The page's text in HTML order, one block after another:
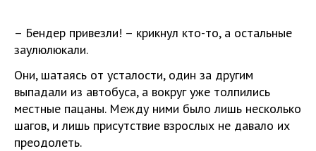
– Бендер привезли! – крикнул кто-то, а остальные
заулюлюкали.
Они, шатаясь от усталости, один за другим
выпадали из автобуса, а вокруг уже толпились
местные пацаны. Между ними было лишь несколько
шагов, и лишь присутствие взрослых не давало их
преодолеть.